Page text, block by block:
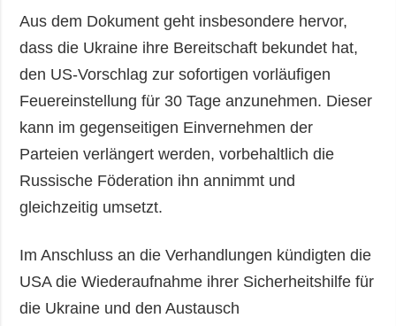
Aus dem Dokument geht insbesondere hervor,
dass die Ukraine ihre Bereitschaft bekundet hat,
den US-Vorschlag zur sofortigen vorläufigen
Feuereinstellung für 30 Tage anzunehmen. Dieser
kann im gegenseitigen Einvernehmen der
Parteien verlängert werden, vorbehaltlich die
Russische Föderation ihn annimmt und
gleichzeitig umsetzt.
Im Anschluss an die Verhandlungen kündigten die
USA die Wiederaufnahme ihrer Sicherheitshilfe für
die Ukraine und den Austausch